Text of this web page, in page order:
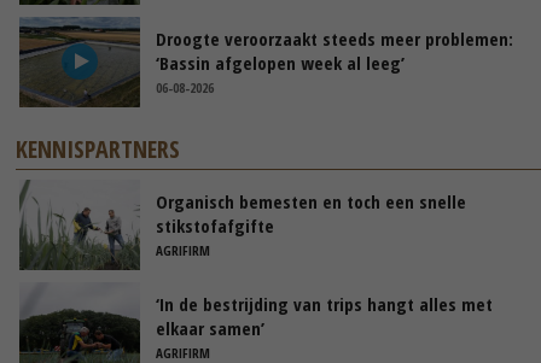
Droogte veroorzaakt steeds meer problemen:
‘Bassin afgelopen week al leeg’
06-08-2026
KENNISPARTNERS
Organisch bemesten en toch een snelle
stikstofafgifte
AGRIFIRM
‘In de bestrijding van trips hangt alles met
elkaar samen’
AGRIFIRM